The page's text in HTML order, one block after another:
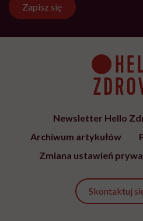
Zapisz się
Newsletter Hello
Archiwum artykułów
Zmiana ustawień
Skontaktuj